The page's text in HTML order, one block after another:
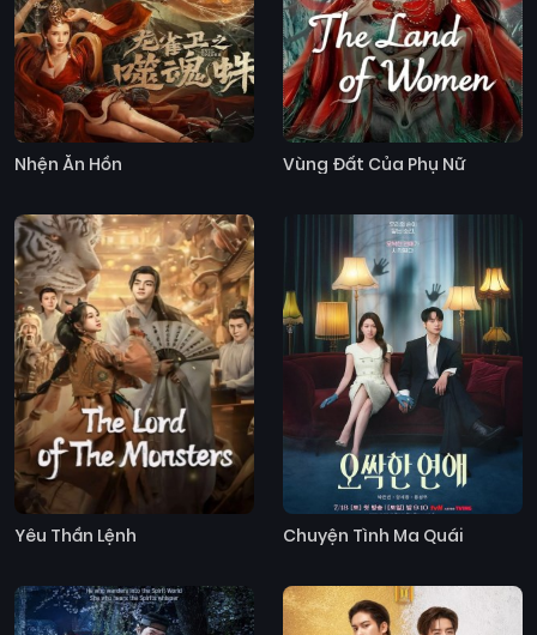
Nhện Ăn Hồn Vùng Đất Của Phụ Nữ
Yêu Thần Lệnh Chuyện Tình Ma Quái